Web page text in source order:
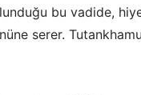
Size daha
izin
bu vadide,
serer.